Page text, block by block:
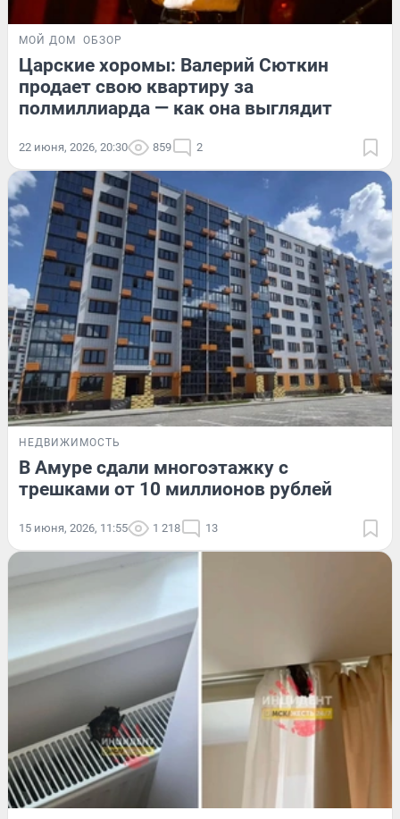
МОЙ ДОМ ОБЗОР
Царские хоромы: Валерий Сюткин
продает свою квартиру за
полмиллиарда — как она выглядит
22 июня, 2026, 20:30 859 2
НЕДВИЖИМОСТЬ
В Амуре сдали многоэтажку с
трешками от 10 миллионов рублей
15 июня, 2026, 11:55 1 218 13